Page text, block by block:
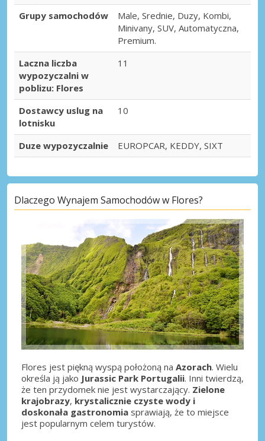
Grupy samochodów
Male, Srednie, Duzy, Kombi,
Minivany, SUV, Automatyczna,
Premium.
Laczna liczba
wypozyczalni w
poblizu: Flores
11
Dostawcy uslug na
lotnisku
10
Duze wypozyczalnie EUROPCAR, KEDDY, SIXT
Dlaczego Wynajem Samochodów w Flores?
Flores jest piękną wyspą położoną na Azorach. Wielu
określa ją jako Jurassic Park Portugalii. Inni twierdzą,
że ten przydomek nie jest wystarczający. Zielone
krajobrazy, krystalicznie czyste wody i
doskonała gastronomia sprawiają, że to miejsce
jest popularnym celem turystów.